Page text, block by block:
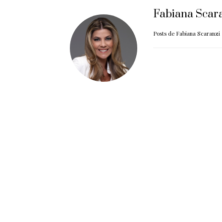
Fabiana
Posts de Fabiana Scaranzi